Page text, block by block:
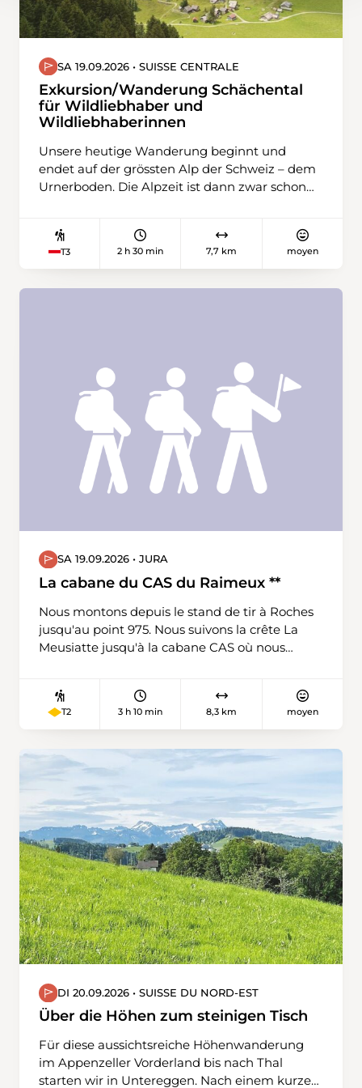
SA 19.09.2026 • SUISSE CENTRALE
Exkursion/Wanderung Schächental
für Wildliebhaber und
Wildliebhaberinnen
Unsere heutige Wanderung beginnt und
endet auf der grössten Alp der Schweiz – dem
Urnerboden. Die Alpzeit ist dann zwar schon
auf den Fisetengrat. Dort wandern wir zum
Chamerstock, welcher auf Glarner Boden liegt
verschiedene Täler. Nach einer aussichtreichen
wandern den schönen Weg runter nach
Unterschächen, wo ein feines Nachtessen auf
uns wartet.
T3 2 h 30 min 7,7 km moyen
SA 19.09.2026 • JURA
La cabane du CAS du Raimeux **
Nous montons depuis le stand de tir à Roches
jusqu'au point 975. Nous suivons la crête La
Meusiatte jusqu'à la cabane CAS où nous
sentier jusqu'à l'intersection 975 et finissons la
boucle au stand de tir de Roches.
T2 3 h 10 min 8,3 km moyen
DI 20.09.2026 • SUISSE DU NORD-EST
Über die Höhen zum steinigen Tisch
Für diese aussichtsreiche Höhenwanderung
im Appenzeller Vorderland bis nach Thal
starten wir in Untereggen. Nach einem kurzen